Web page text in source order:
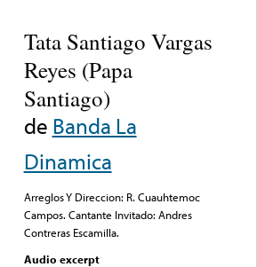
Tata Santiago Vargas
Reyes (Papa
Santiago)
de Banda La
Dinamica
Arreglos Y Direccion: R. Cuauhtemoc
Campos. Cantante Invitado: Andres
Contreras Escamilla.
Audio excerpt